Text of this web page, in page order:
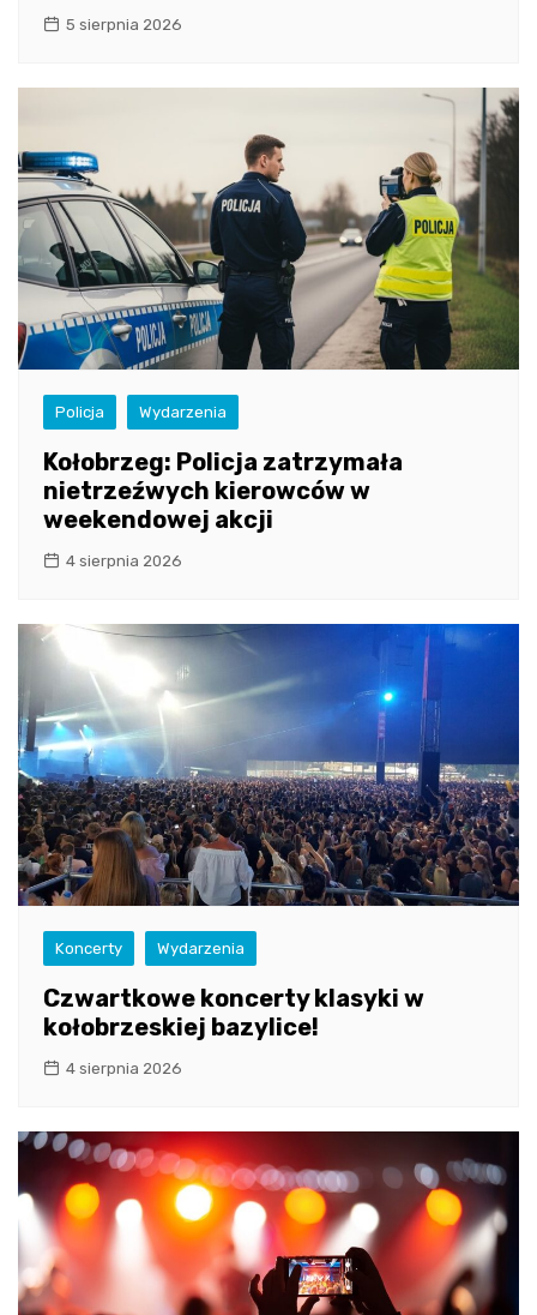
5 sierpnia 2026
Policja Wydarzenia
Kołobrzeg: Policja zatrzymała
nietrzeźwych kierowców w
weekendowej akcji
4 sierpnia 2026
Koncerty Wydarzenia
Czwartkowe koncerty klasyki w
kołobrzeskiej bazylice!
4 sierpnia 2026